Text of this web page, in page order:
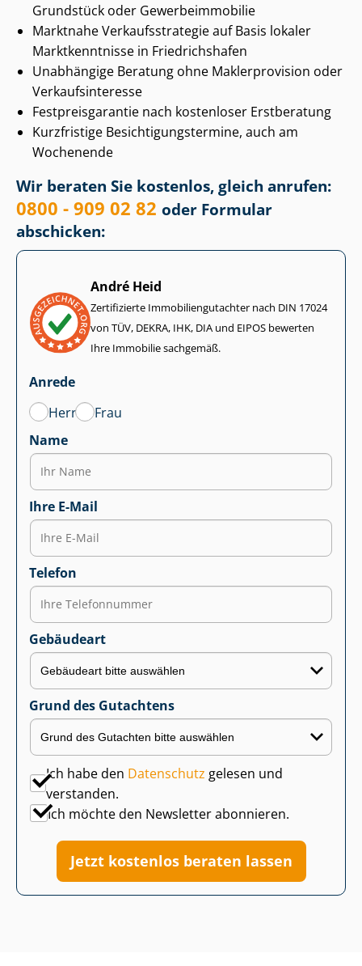
Grundstück oder Ge­wer­be­im­mo­bi­lie
Marktnahe Ver­kaufs­stra­te­gie auf Basis lokaler
Marktkenntnisse in Friedrichshafen
Unabhängige Beratung ohne Maklerprovision oder
Ver­kaufs­in­ter­es­se
Fest­preis­ga­ran­tie nach kostenloser Erstberatung
Kurzfristige Be­sich­ti­gungs­ter­mi­ne, auch am
Wochenende
Wir beraten Sie kostenlos, gleich anrufen:
0800 - 909 02 82 oder Formular
abschicken:
André Heid
Zertifizierte Im­mo­bi­li­en­gut­ach­ter nach DIN 17024
von TÜV, DEKRA, IHK, DIA und EIPOS bewerten
Ihre Immobilie sachgemäß.
Anrede
Herr
Frau
Name
Ihre E-Mail
Telefon
Gebäudeart
Grund des Gutachtens
Ich habe den Datenschutz gelesen und
verstanden.
Ich möchte den Newsletter abonnieren.
Jetzt kostenlos beraten lassen